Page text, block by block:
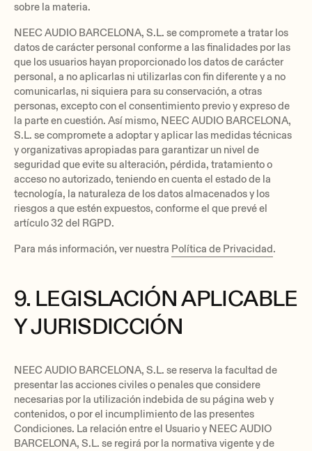
sobre la materia.
NEEC AUDIO BARCELONA, S.L. se compromete a tratar los
datos de carácter personal conforme a las finalidades por las
que los usuarios hayan proporcionado los datos de carácter
personal, a no aplicarlas ni utilizarlas con fin diferente y a no
comunicarlas, ni siquiera para su conservación, a otras
personas, excepto con el consentimiento previo y expreso de
la parte en cuestión. Así mismo, NEEC AUDIO BARCELONA,
S.L. se compromete a adoptar y aplicar las medidas técnicas
y organizativas apropiadas para garantizar un nivel de
seguridad que evite su alteración, pérdida, tratamiento o
acceso no autorizado, teniendo en cuenta el estado de la
tecnología, la naturaleza de los datos almacenados y los
riesgos a que estén expuestos, conforme el que prevé el
artículo 32 del RGPD.
Para más información, ver nuestra Política de Privacidad.
9. LEGISLACIÓN APLICABLE
Y JURISDICCIÓN
NEEC AUDIO BARCELONA, S.L. se reserva la facultad de
presentar las acciones civiles o penales que considere
necesarias por la utilización indebida de su página web y
contenidos, o por el incumplimiento de las presentes
Condiciones. La relación entre el Usuario y NEEC AUDIO
BARCELONA, S.L. se regirá por la normativa vigente y de